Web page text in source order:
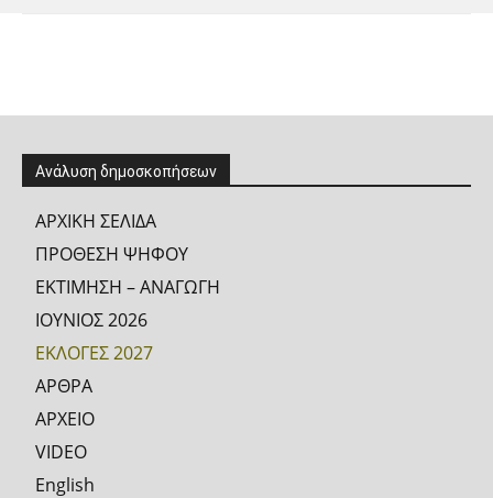
Ανάλυση δημοσκοπήσεων
ΑΡΧΙΚΗ ΣΕΛΙΔΑ
ΠΡΟΘΕΣΗ ΨΗΦΟΥ
ΕΚΤΙΜΗΣΗ – ΑΝΑΓΩΓΗ
ΙΟΥΝΙΟΣ 2026
ΕΚΛΟΓΕΣ 2027
ΑΡΘΡΑ
ΑΡΧΕΙΟ
VIDEO
English